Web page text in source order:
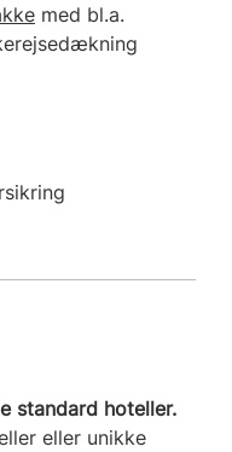
med bl.a.
standard hoteller.
eller unikke